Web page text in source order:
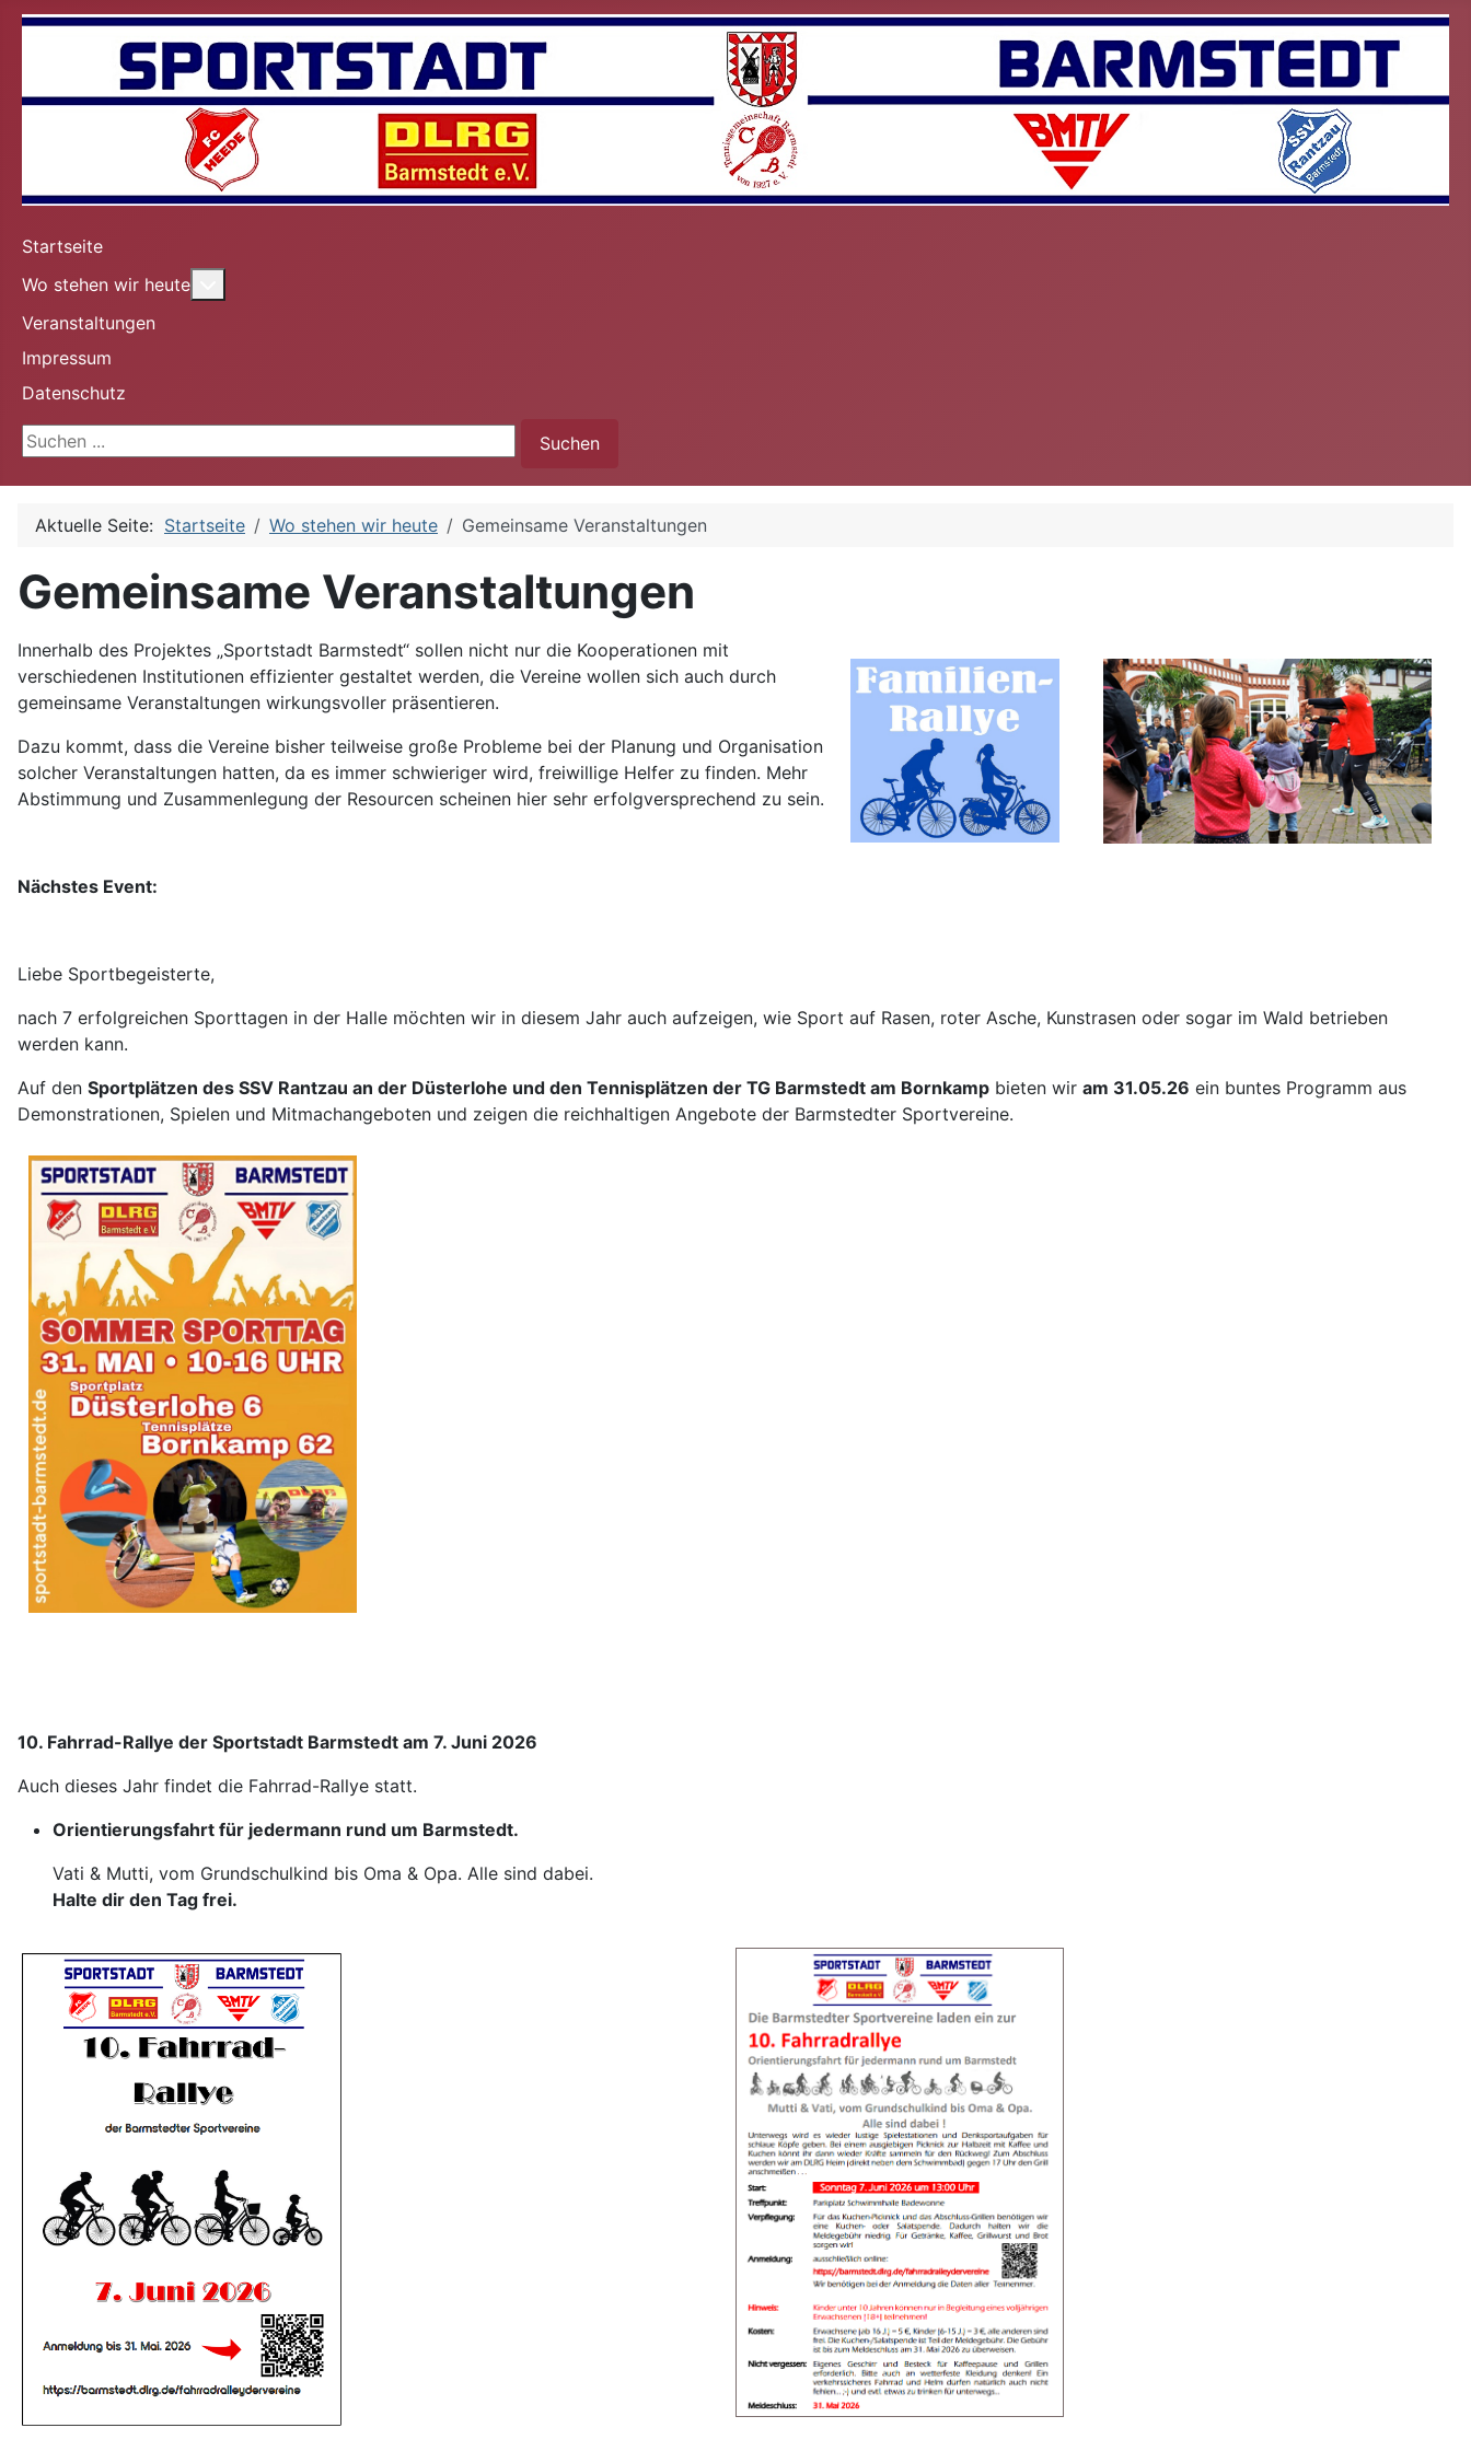
Startseite
Wo stehen wir heute
Veranstaltungen
Impressum
Datenschutz
Suchen ...
Suchen
Aktuelle Seite: Startseite Wo stehen wir heute Gemeinsame Veranstaltungen
Gemeinsame Veranstaltungen
Innerhalb des Projektes „Sportstadt Barmstedt“ sollen nicht nur die Kooperationen mit
verschiedenen Institutionen effizienter gestaltet werden, die Vereine wollen sich auch durch
gemeinsame Veranstaltungen wirkungsvoller präsentieren.
Dazu kommt, dass die Vereine bisher teilweise große Probleme bei der Planung und Organisation
solcher Veranstaltungen hatten, da es immer schwieriger wird, freiwillige Helfer zu finden. Mehr
Abstimmung und Zusammenlegung der Resourcen scheinen hier sehr erfolgversprechend zu sein.
Nächstes Event:
Liebe Sportbegeisterte,
nach 7 erfolgreichen Sporttagen in der Halle möchten wir in diesem Jahr auch aufzeigen, wie Sport auf Rasen, roter Asche, Kunstrasen oder sogar im Wald betrieben
werden kann.
Auf den Sportplätzen des SSV Rantzau an der Düsterlohe und den Tennisplätzen der TG Barmstedt am Bornkamp bieten wir am 31.05.26 ein buntes Programm aus
Demonstrationen, Spielen und Mitmachangeboten und zeigen die reichhaltigen Angebote der Barmstedter Sportvereine.
10. Fahrrad-Rallye der Sportstadt Barmstedt am 7. Juni 2026
Auch dieses Jahr findet die Fahrrad-Rallye statt.
Orientierungsfahrt für jedermann rund um Barmstedt.
Vati & Mutti, vom Grundschulkind bis Oma & Opa. Alle sind dabei.
Halte dir den Tag frei.